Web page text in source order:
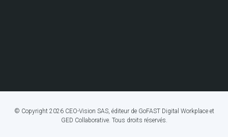
© Copyright 2026 CEO-Vision SAS, éditeur de GoFAST Digital Workplace et
GED Collaborative. Tous droits réservés.